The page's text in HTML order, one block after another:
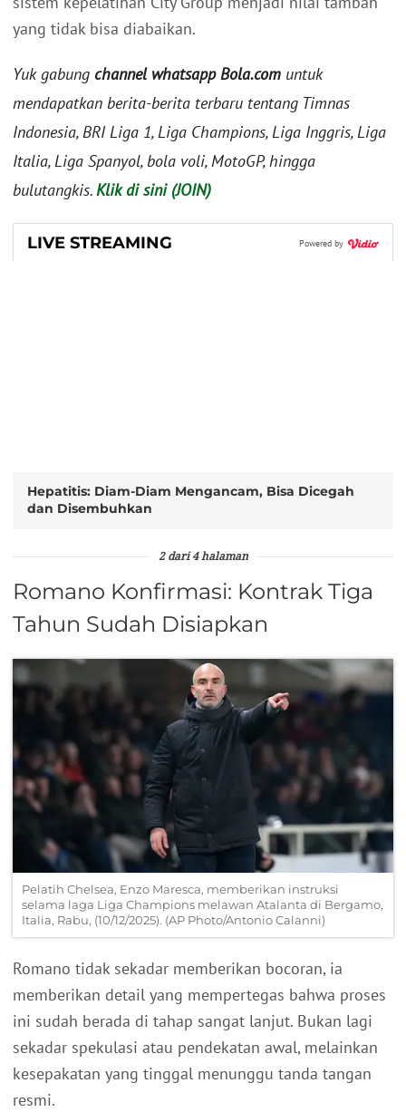
yang tidak bisa diabaikan.
Yuk gabung channel whatsapp Bola.com untuk
mendapatkan berita-berita terbaru tentang Timnas
Indonesia, BRI Liga 1, Liga Champions, Liga Inggris, Liga
Italia, Liga Spanyol, bola voli, MotoGP, hingga
bulutangkis.Klik di sini (JOIN)
LIVE STREAMING Powered by
Hepatitis: Diam-Diam Mengancam, Bisa Dicegah
dan Disembuhkan
2 dari 4 halaman
Romano Konfirmasi: Kontrak Tiga
Tahun Sudah Disiapkan
Pelatih Chelsea, Enzo Maresca, memberikan instruksi
selama laga Liga Champions melawan Atalanta di Bergamo,
Italia, Rabu, (10/12/2025). (AP Photo/Antonio Calanni)
Romano tidak sekadar memberikan bocoran, ia
memberikan detail yang mempertegas bahwa proses
ini sudah berada di tahap sangat lanjut. Bukan lagi
sekadar spekulasi atau pendekatan awal, melainkan
kesepakatan yang tinggal menunggu tanda tangan
resmi.